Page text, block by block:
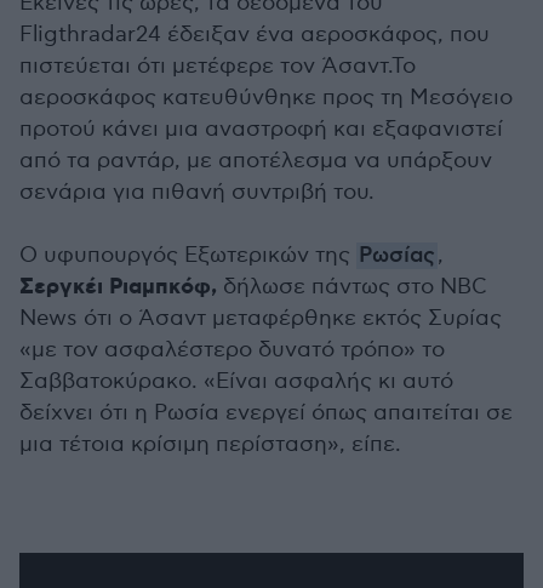
Fligthradar24 έδειξαν ένα αεροσκάφος, που
πιστεύεται ότι μετέφερε τον Άσαντ.Το
αεροσκάφος κατευθύνθηκε προς τη Μεσόγειο
προτού κάνει μια αναστροφή και εξαφανιστεί
από τα ραντάρ, με αποτέλεσμα να υπάρξουν
σενάρια για πιθανή συντριβή του.
Ο υφυπουργός Εξωτερικών της Ρωσίας,
Σεργκέι Ριαμπκόφ, δήλωσε πάντως στο NBC
Νews ότι ο Άσαντ μεταφέρθηκε εκτός Συρίας
«με τον ασφαλέστερο δυνατό τρόπο» το
Σαββατοκύρακο. «Είναι ασφαλής κι αυτό
δείχνει ότι η Ρωσία ενεργεί όπως απαιτείται σε
μια τέτοια κρίσιμη περίσταση», είπε.